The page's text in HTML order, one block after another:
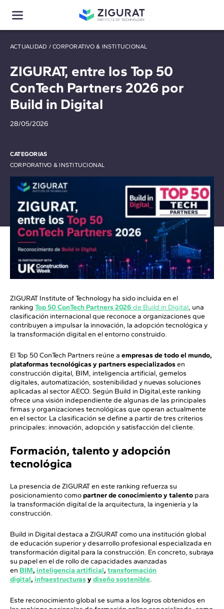
ACTUALIDAD /CORPORATIVO & INSTITUCIONAL
ZIGURAT, entre los Top 50
ConTech Partners 2026 por
Build in Digital
28/05/2026
CATEGORIAS
CORPORATIVO & INSTITUCIONAL
ZIGURAT Institute of Technology ha sido incluida en el
ranking Top 50 ConTech Partners 2026 de Build in Digital, una
clasificación internacional que reconoce a organizaciones que
contribuyen a impulsar la innovación, la adopción tecnológica y
la transformación digital en el entorno construido.
El Top 50 ConTech Partners reúne a empresas de todo el mundo,
plataformas tecnológicas y partners especializadosen
construcción digital, BIM, inteligencia artificial, gemelos
digitales, automatización, sostenibilidad y nuevas soluciones
aplicadas al sector AECO. Según Build in Digital,este ranking
ofrece una visión independiente de algunas de las principales
firmas y organizaciones tecnológicas que operan actualmente
en el sector. La clasificación se define a partir de tres criterios
principales: innovación, adopción y satisfacción del cliente.
Formación, talento y adopción
tecnológica
La presencia de ZIGURAT en este ranking refuerza su
posicionamiento comopartner de conocimiento y talento para
la transformación digital de la arquitectura, la ingeniería y la
construcción.
Build in Digital destaca a ZIGURAT como una institución global
de educación superior y desarrollo profesional especializada en
transformación digital para la construcción. En concreto, subraya
su papel en el de rollo de capacidades avanzadas
en BIM, inteligencia artificial, transformación
digital, infraestructurasydiseño sostenible.
Este reconocimiento global se suma a los logros obtenidos en